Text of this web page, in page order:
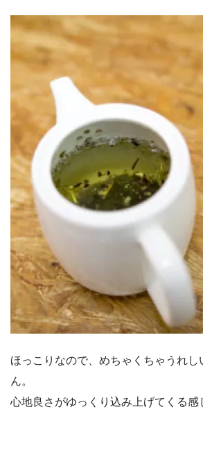
ほっこりなので、めちゃくちゃうれ
ん。
心地良さがゆっくり込み上げてくる感